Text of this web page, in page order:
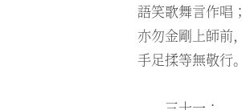
語笑歌舞言作唱；
亦勿金剛上師前，
手足揉等無敬行。